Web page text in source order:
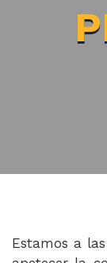
Estamos a